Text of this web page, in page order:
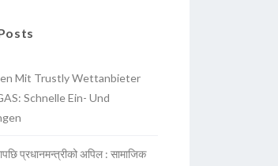
Mit Trustly Wettanbieter
Schnelle Ein- Und
प्रधानमन्त्रीको अपिल : सामाजिक